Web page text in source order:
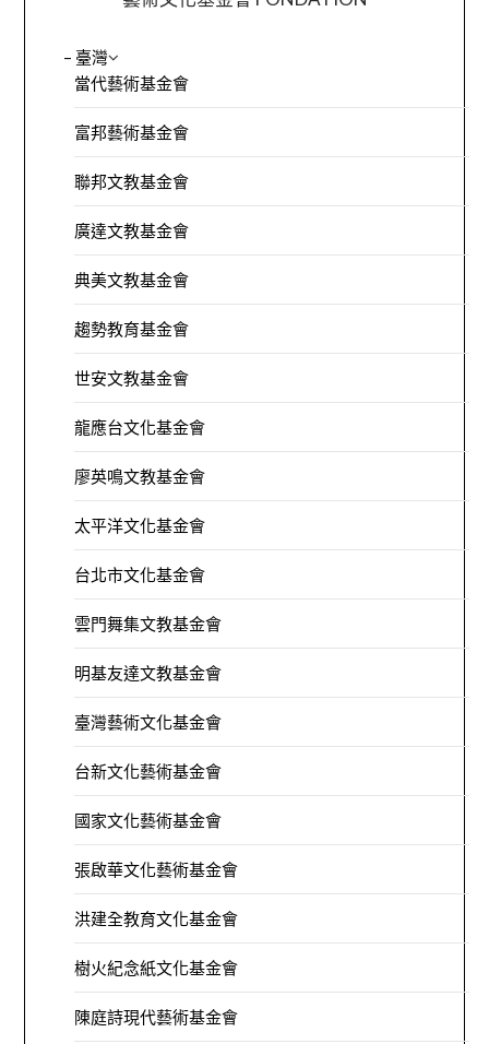
– 臺灣
當代藝術基金會
富邦藝術基金會
聯邦文教基金會
廣達文教基金會
典美文教基金會
趨勢教育基金會
世安文教基金會
龍應台文化基金會
廖英鳴文教基金會
太平洋文化基金會
台北市文化基金會
雲門舞集文教基金會
明基友達文教基金會
臺灣藝術文化基金會
台新文化藝術基金會
國家文化藝術基金會
張啟華文化藝術基金會
洪建全教育文化基金會
樹火紀念紙文化基金會
陳庭詩現代藝術基金會